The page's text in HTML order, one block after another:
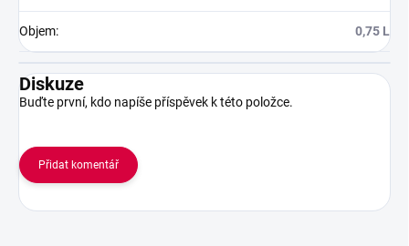
Objem: 0,75 L
Diskuze
Buďte první, kdo napíše příspěvek k této položce.
Přidat komentář